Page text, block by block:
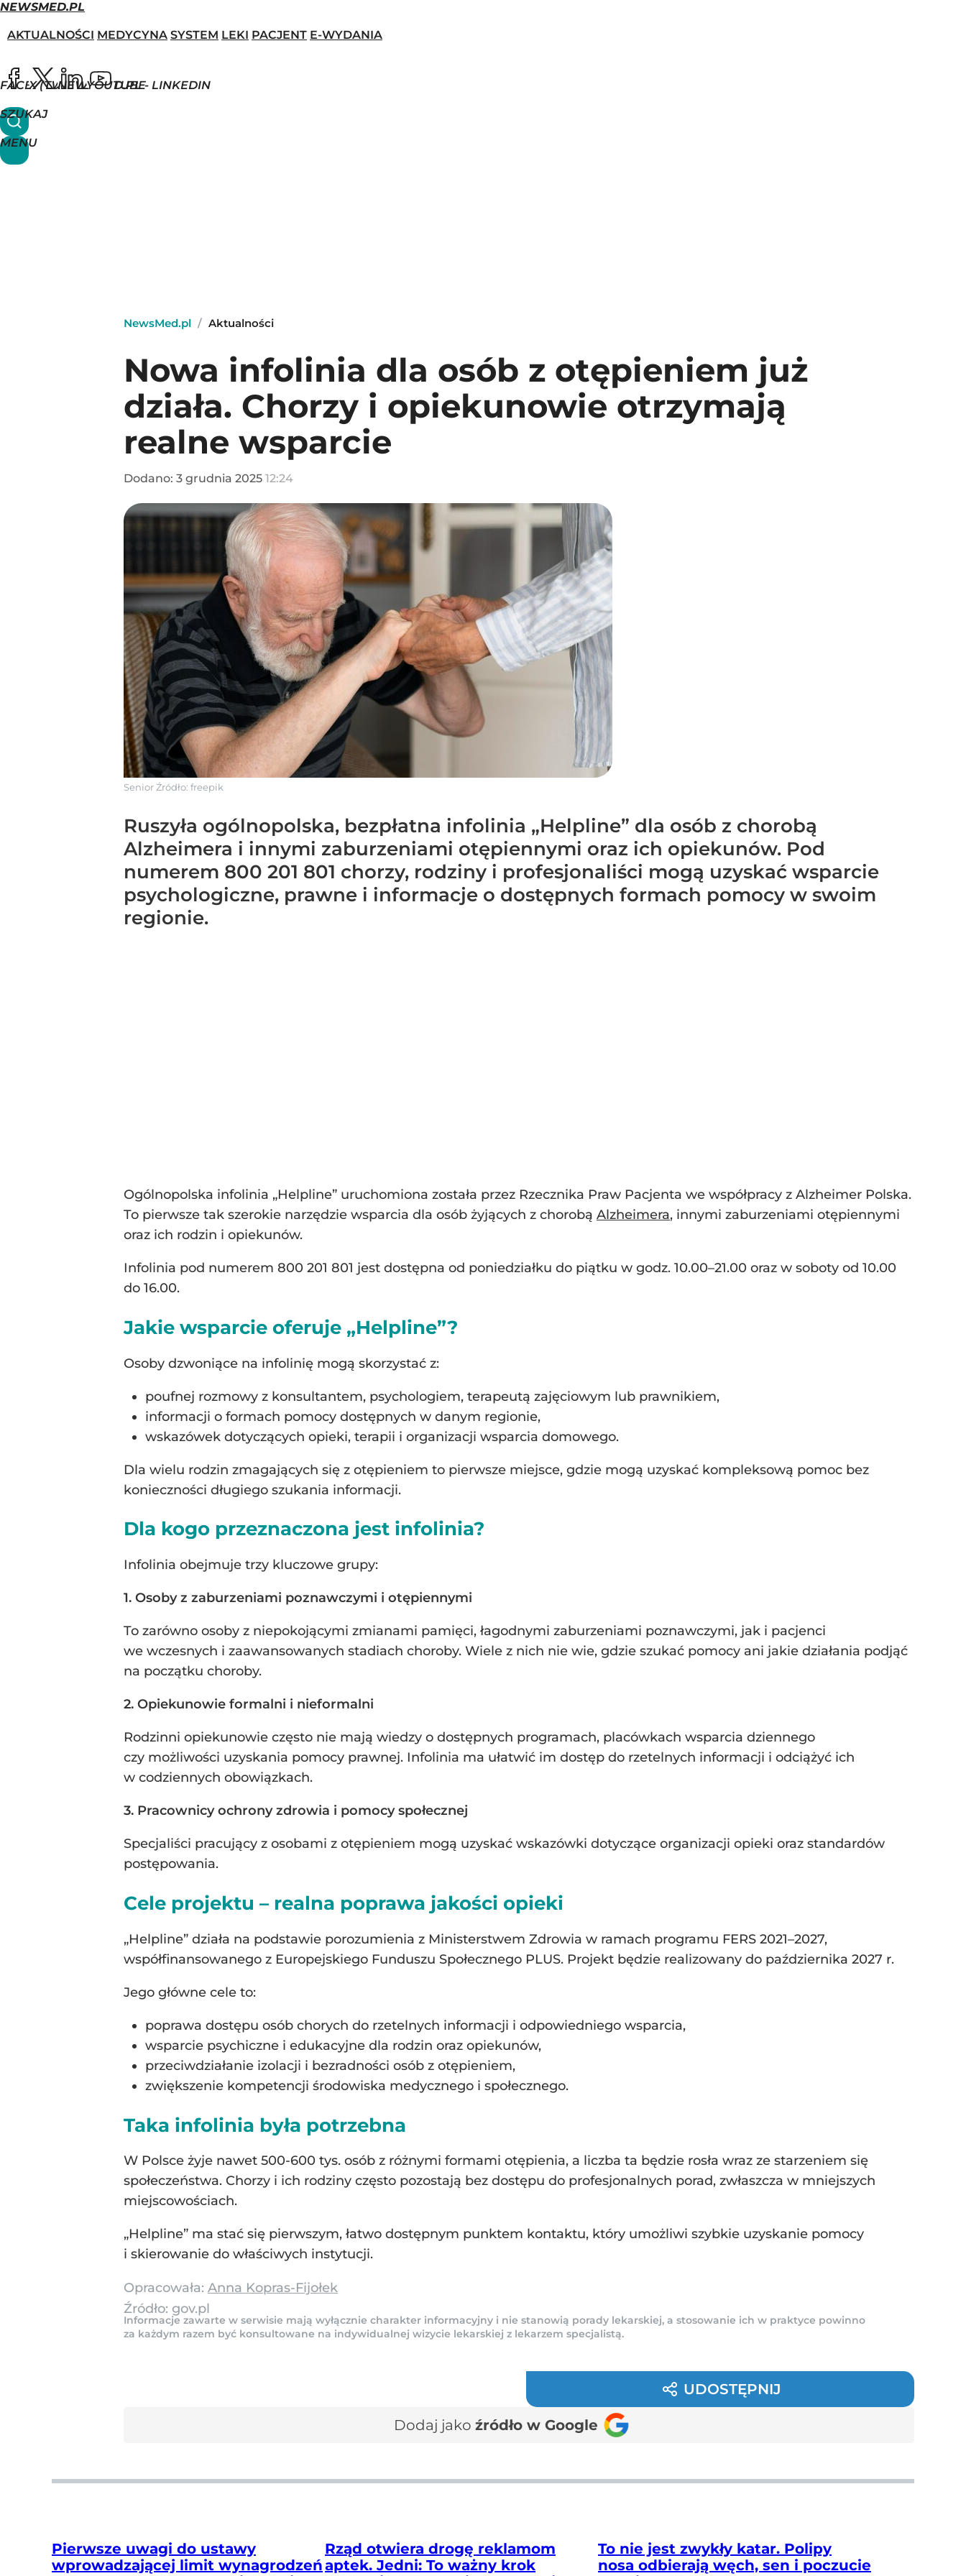
NEWSMED.PL
AKTUALNOŚCI MEDYCYNA SYSTEM LEKI PACJENT E-WYDANIA
FACEBOOK
X (TWITTER)
NEWSMED.PL - LINKEDIN
YOUTUBE
SZUKAJ
MENU
NewsMed.pl / Aktualności
Nowa infolinia dla osób z otępieniem już
działa. Chorzy i opiekunowie otrzymają
realne wsparcie
Dodano: 3 grudnia 2025 12:24
SeniorŹródło: freepik
Ruszyła ogólnopolska, bezpłatna infolinia „Helpline” dla osób z chorobą
Alzheimera i innymi zaburzeniami otępiennymi oraz ich opiekunów. Pod
numerem 800 201 801 chorzy, rodziny i profesjonaliści mogą uzyskać wsparcie
psychologiczne, prawne i informacje o dostępnych formach pomocy w swoim
regionie.
Ogólnopolska infolinia „Helpline” uruchomiona została przez Rzecznika Praw Pacjenta we współpracy z Alzheimer Polska.
To pierwsze tak szerokie narzędzie wsparcia dla osób żyjących z chorobą Alzheimera, innymi zaburzeniami otępiennymi
oraz ich rodzin i opiekunów.
Infolinia pod numerem 800 201 801 jest dostępna od poniedziałku do piątku w godz. 10.00–21.00 oraz w soboty od 10.00
do 16.00.
Jakie wsparcie oferuje „Helpline”?
Osoby dzwoniące na infolinię mogą skorzystać z:
poufnej rozmowy z konsultantem, psychologiem, terapeutą zajęciowym lub prawnikiem,
informacji o formach pomocy dostępnych w danym regionie,
wskazówek dotyczących opieki, terapii i organizacji wsparcia domowego.
Dla wielu rodzin zmagających się z otępieniem to pierwsze miejsce, gdzie mogą uzyskać kompleksową pomoc bez
konieczności długiego szukania informacji.
Dla kogo przeznaczona jest infolinia?
Infolinia obejmuje trzy kluczowe grupy:
1. Osoby z zaburzeniami poznawczymi i otępiennymi
To zarówno osoby z niepokojącymi zmianami pamięci, łagodnymi zaburzeniami poznawczymi, jak i pacjenci
we wczesnych i zaawansowanych stadiach choroby. Wiele z nich nie wie, gdzie szukać pomocy ani jakie działania podjąć
na początku choroby.
2. Opiekunowie formalni i nieformalni
Rodzinni opiekunowie często nie mają wiedzy o dostępnych programach, placówkach wsparcia dziennego
czy możliwości uzyskania pomocy prawnej. Infolinia ma ułatwić im dostęp do rzetelnych informacji i odciążyć ich
w codziennych obowiązkach.
3. Pracownicy ochrony zdrowia i pomocy społecznej
Specjaliści pracujący z osobami z otępieniem mogą uzyskać wskazówki dotyczące organizacji opieki oraz standardów
postępowania.
Cele projektu – realna poprawa jakości opieki
„Helpline” działa na podstawie porozumienia z Ministerstwem Zdrowia w ramach programu FERS 2021–2027,
współfinansowanego z Europejskiego Funduszu Społecznego PLUS. Projekt będzie realizowany do października 2027 r.
Jego główne cele to:
poprawa dostępu osób chorych do rzetelnych informacji i odpowiedniego wsparcia,
wsparcie psychiczne i edukacyjne dla rodzin oraz opiekunów,
przeciwdziałanie izolacji i bezradności osób z otępieniem,
zwiększenie kompetencji środowiska medycznego i społecznego.
Taka infolinia była potrzebna
W Polsce żyje nawet 500-600 tys. osób z różnymi formami otępienia, a liczba ta będzie rosła wraz ze starzeniem się
społeczeństwa. Chorzy i ich rodziny często pozostają bez dostępu do profesjonalnych porad, zwłaszcza w mniejszych
miejscowościach.
„Helpline” ma stać się pierwszym, łatwo dostępnym punktem kontaktu, który umożliwi szybkie uzyskanie pomocy
i skierowanie do właściwych instytucji.
Opracowała: Anna Kopras-Fijołek
Źródło: gov.pl
Informacje zawarte w serwisie mają wyłącznie charakter informacyjny i nie stanowią porady lekarskiej, a stosowanie ich w praktyce powinno
za każdym razem być konsultowane na indywidualnej wizycie lekarskiej z lekarzem specjalistą.
UDOSTĘPNIJ
Dodaj jako źródło w Google
Pierwsze uwagi do ustawy
wprowadzającej limit wynagrodzeń
Rząd otwiera drogę reklamom
aptek. Jedni: To ważny krok
To nie jest zwykły katar. Polipy
nosa odbierają węch, sen i poczucie